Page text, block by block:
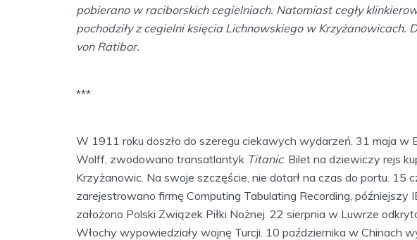
pobierano w raciborskich cegielniach. Natomiast cegły
pochodziły z cegielni księcia Lichnowskiego w Krzyżanowicach.
von Ratibor.
***
W 1911 roku doszło do szeregu ciekawych wydarzeń. 31 maja w
Wolff, zwodowano transatlantyk Titanic. Bilet na dziewiczy rejs
Krzyżanowic. Na swoje szczęście, nie dotarł na czas do portu. 15
zarejestrowano firmę Computing Tabulating Recording,
założono Polski Związek Piłki Nożnej. 22 sierpnia w Luwrze
Włochy wypowiedziały wojnę Turcji. 10 października w Chinach